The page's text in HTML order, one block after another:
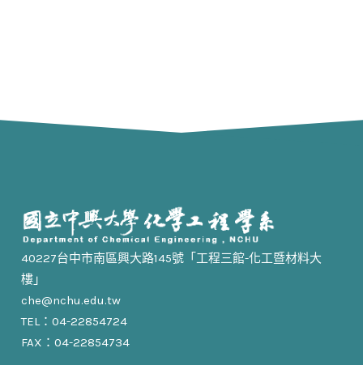
40227台中市南區興大路145號「工程三館-化工暨材料大
樓」
che@nchu.edu.tw
TEL：04-22854724
FAX：04-22854734